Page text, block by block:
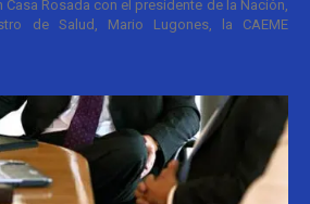
Casa Rosada con el presidente de la Nación,
de Salud, Mario Lugones, la CAEME